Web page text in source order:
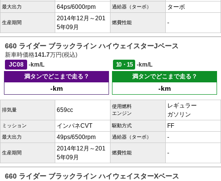
最大出力 64ps/6000rpm 過給器（ターボ） ターボ
生産期間
2014年12月～201
5年09月
燃費性能 -
660 ライダー ブラックライン ハイウェイスターJベース
新車時価格141.7万円(税込)
JC08
-km/L 10・15
-km/L
満タンでどこまで走る？
-km
満タンでどこまで走る？
-km
排気量 659cc
使用燃料
エンジン
レギュラー
ガソリン
ミッション インパネCVT 駆動方式 FF
最大出力 49ps/6500rpm 過給器（ターボ） -
生産期間
2014年12月～201
5年09月
燃費性能 -
660 ライダー ブラックライン ハイウェイスターXベース